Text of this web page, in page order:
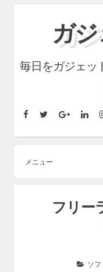
ン
キ
ガ
毎日をガジェッ
Facebook
TwitterGoogle+
メニュー
フリー
ソ